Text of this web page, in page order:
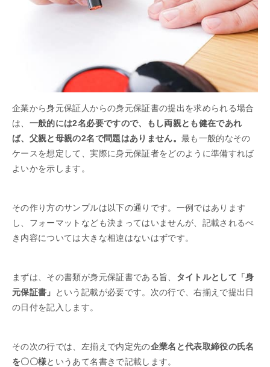
企業から身元保証人からの身元保証書の提出を求められる場合
は、 一般的には2名必要ですので、もし両親とも健在であれ
ば、父親と母親の2名で問題はありません。 最も一般的なその
ケースを想定して、実際に身元保証者をどのように準備すれば
よいかを示します。
その作り方のサンプルは以下の通りです。一例ではあります
し、フォーマットなども決まってはいませんが、記載されるべ
き内容については大きな相違はないはずです。
まずは、その書類が身元保証書である旨、 タイトルとして「身
元保証書」
という記載が必要です。次の行で、右揃えで提出日
の日付を記入します。
その次の行では、左揃えで内定先の企業名と代表取締役の氏名
を〇〇様というあて名書きで記載します。